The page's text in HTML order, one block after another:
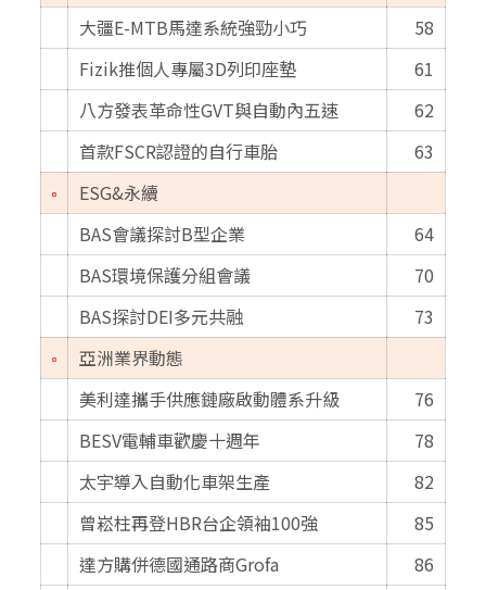
大疆E-MTB馬達系統強勁小巧
58
Fizik推個人專屬3D列印座墊
61
八方發表革命性GVT與自動內五速
62
首款FSCR認證的自行車胎
63
ESG&永續
BAS會議探討B型企業
64
BAS環境保護分組會議
70
BAS探討DEI多元共融
73
亞洲業界動態
美利達攜手供應鏈廠啟動體系升級
76
BESV電輔車歡慶十週年
78
太宇導入自動化車架生產
82
曾崧柱再登HBR台企領袖100強
85
達方購併德國通路商Grofa
86